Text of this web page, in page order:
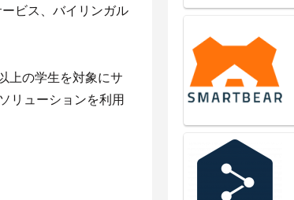
ビス、バイリンガル
上の学生を対象にサ
リューションを利用